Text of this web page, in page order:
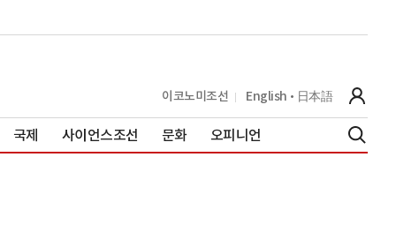
이코노미조선 English 日本語
국제 사이언스조선 문화 오피니언